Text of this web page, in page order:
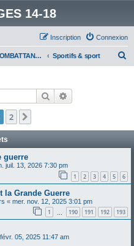
14-18
Connexion
Inscription
COMBATTANTS DE LA GRANDE GUERRE Sportifs & sport
e
Rechercher
2
guerre
juil. 13, 2026 7:30 pm
1 2 3 4 5 6
la Grande Guerre
« mer. nov. 12, 2025 3:01 pm
1 190 191 192 193
05, 2025 11:47 am